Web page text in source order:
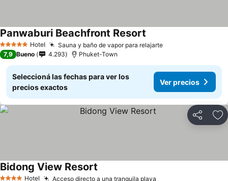
5 Estrellas Hotel Sauna y baño de vapor para relajarte
Panwaburi Beachfront Resort
7,9 Bueno 4.293 Phuket-Town
Seleccioná las fechas para ver los
precios exactos
Ver precios
Compartir
Hotel Acceso directo a una tranquila playa
Bidong View Resort